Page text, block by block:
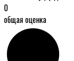
0
общая оценка